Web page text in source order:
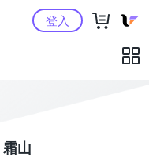
購物中心登入
山